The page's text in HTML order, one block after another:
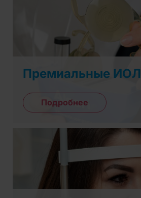
Премиальные ИОЛ
Подробнее